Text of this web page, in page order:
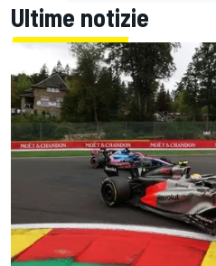
Ultime notizie